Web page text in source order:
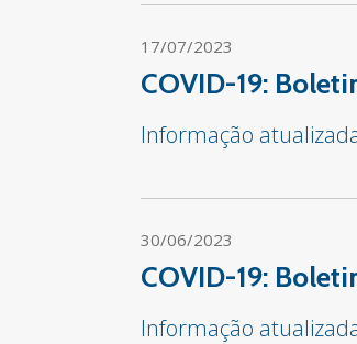
17/07/2023
COVID-19:
Informação
30/06/2023
COVID-19:
Informação